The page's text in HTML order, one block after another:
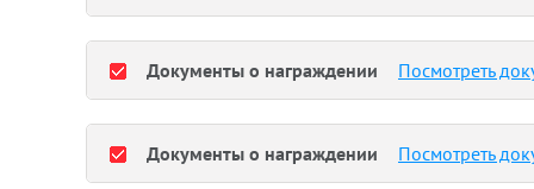
Документы о награждении Посмотреть
Документы о награждении Посмотреть